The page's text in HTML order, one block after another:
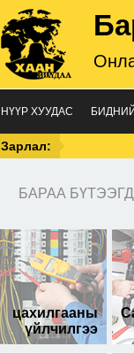
НҮҮР ХУУДАС
Зарлал:
БАРАА
цахилгааны
үйлчилгээ